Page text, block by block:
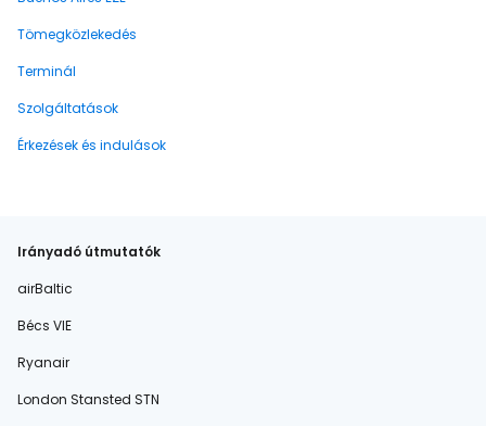
Tömegközlekedés
Terminál
Szolgáltatások
Érkezések és indulások
Irányadó útmutatók
airBaltic
Bécs VIE
Ryanair
London Stansted STN